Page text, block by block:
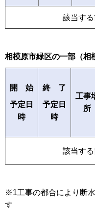
該当す
相模原市緑区の一部（相
開 始
予定日
時
終 了
予定日
時
工事
所
該当す
※1工事の都合により断
す